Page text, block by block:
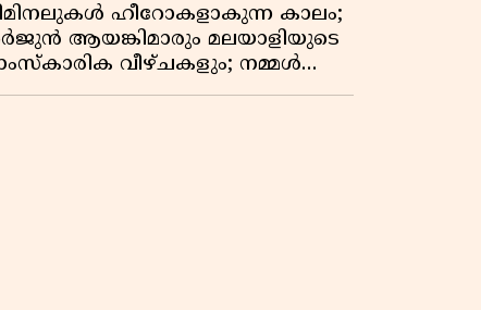
ഹീറോകളാകുന്ന കാലം;
ആയങ്കിമാരും മലയാളിയുടെ
വീഴ്ചകളും; നമ്മൾ
പോകുന്നത്